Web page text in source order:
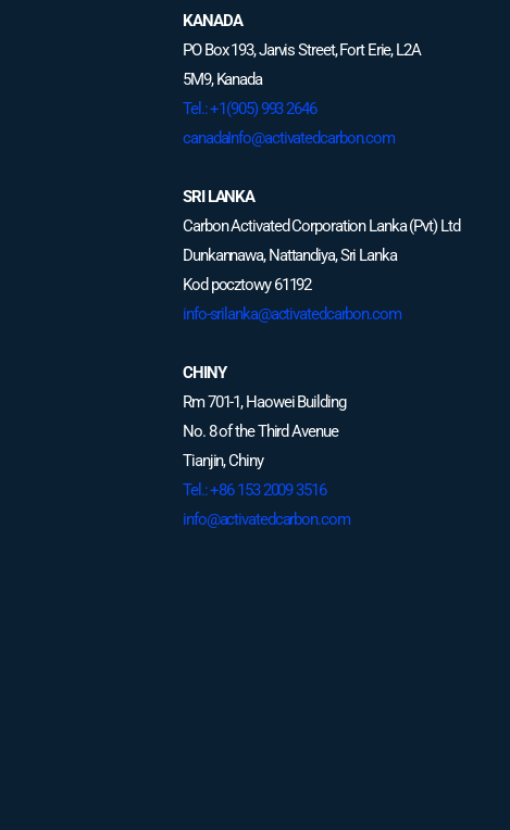
KANADA
PO Box 193, Jarvis Street, Fort Erie, L2A
5M9, Kanada
Tel.: +1(905) 993 2646
canadaInfo@activatedcarbon.com
SRI LANKA
Carbon Activated Corporation Lanka (Pvt) Ltd
Dunkannawa, Nattandiya, Sri Lanka
Kod pocztowy 61192
info-srilanka@activatedcarbon.com
CHINY
Rm 701-1, Haowei Building
No. 8 of the Third Avenue
Tianjin, Chiny
Tel.: +86 153 2009 3516
info@activatedcarbon.com